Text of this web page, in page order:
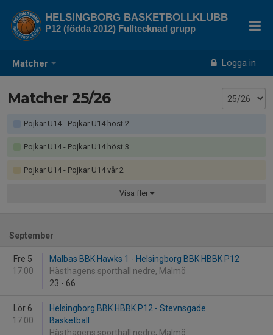
Matcher Logga in
HELSINGBORG BASKETBOLLKLUBB
P12 (födda 2012) Fulltecknad grupp
Matcher 25/26
Pojkar U14 - Pojkar U14 höst 2
Pojkar U14 - Pojkar U14 höst 3
Pojkar U14 - Pojkar U14 vår 2
Visa fler
September
Fre 5
17:00
Malbas BBK Hawks 1 - Helsingborg BBK HBBK P12
Hästhagens sporthall nedre, Malmö
23 - 66
Lör 6
17:00
Helsingborg BBK HBBK P12 - Stevnsgade
Basketball
Hästhagens sporthall nedre, Malmö